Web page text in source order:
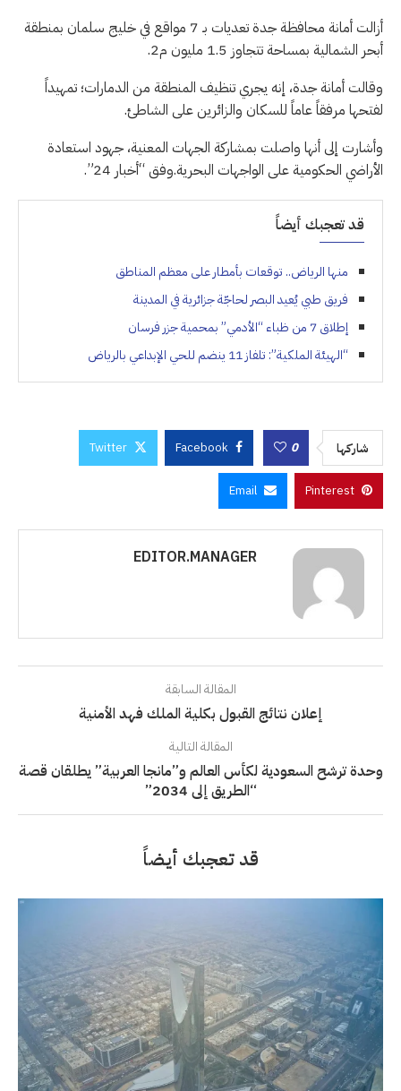
أزالت أمانة محافظة جدة تعديات بـ 7 مواقع في خليج سلمان بمنطقة
أبحر الشمالية بمساحة تتجاوز 1.5 مليون م2.
وقالت أمانة جدة، إنه يجري تنظيف المنطقة من الدمارات؛ تمهيداً
لفتحها مرفقاً عاماً للسكان والزائرين على الشاطئ.
وأشارت إلى أنها واصلت بمشاركة الجهات المعنية، جهود استعادة
الأراضي الحكومية على الواجهات البحرية.وفق “أخبار 24”.
قد تعجبك أيضاً
منها الرياض.. توقعات بأمطار على معظم المناطق
فريق طبي يُعيد البصر لحاجّة جزائرية في المدينة
إطلاق 7 من ظباء “الأدمي” بمحمية جزر فرسان
“الهيئة الملكية”: تلفاز 11 ينضم للحي الإبداعي بالرياض
شاركها 0
Facebook
Twitter
Pinterest
Email
EDITOR.MANAGER
المقالة السابقة
إعلان نتائج القبول بكلية الملك فهد الأمنية
المقالة التالية
وحدة ترشح السعودية لكأس العالم و”مانجا العربية” يطلقان قصة
“الطريق إلى 2034”
قد تعجبك أيضاً